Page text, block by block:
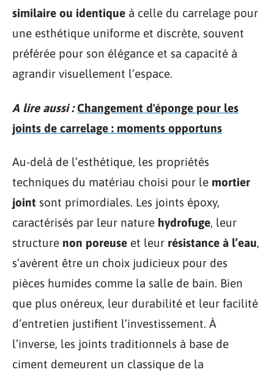
similaire ou identique à celle du carrelage pour
une esthétique uniforme et discrète, souvent
préférée pour son élégance et sa capacité à
agrandir visuellement l’espace.
A lire aussi : Changement d'éponge pour les
joints de carrelage : moments opportuns
Au-delà de l’esthétique, les propriétés
techniques du matériau choisi pour le mortier
joint sont primordiales. Les joints époxy,
caractérisés par leur nature hydrofuge, leur
structure non poreuse et leur résistance à l’eau,
s’avèrent être un choix judicieux pour des
pièces humides comme la salle de bain. Bien
que plus onéreux, leur durabilité et leur facilité
d’entretien justifient l’investissement. À
l’inverse, les joints traditionnels à base de
ciment demeurent un classique de la